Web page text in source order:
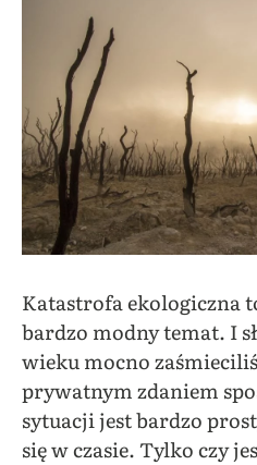
Katastrofa ekologiczna
bardzo modny temat. I
wieku mocno
prywatnym zdaniem
sytuacji jest bardzo
się w czasie. Tylko czy